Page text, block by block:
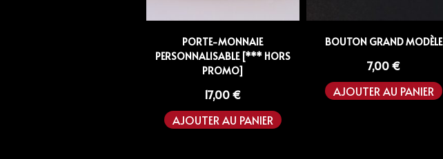
PORTE-MONNAIE
PERSONNALISABLE [*** HORS
PROMO]
17,00€
AJOUTER AU PANIER
BOUTON GRAND MODÈLE
7,00€
AJOUTER AU PANIER